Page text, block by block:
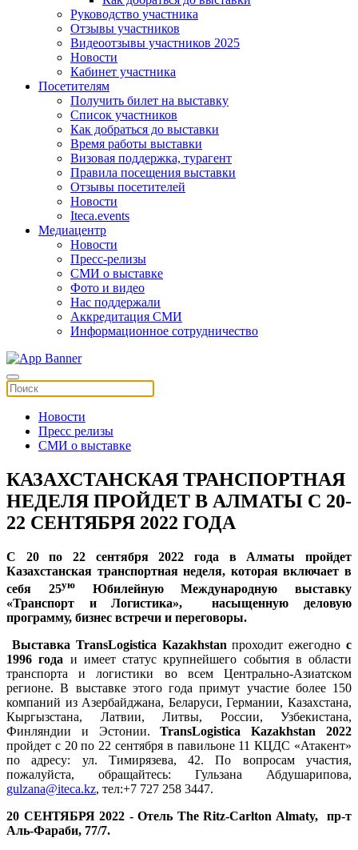
Руководство участника
Отзывы участников
Видеоотзывы участников 2025
Новости
Кабинет участника
Посетителям
Получить билет на выставку
Список участников
Как добраться до выставки
Время работы выставки
Визовая поддержка, турагент
Правила посещения выставки
Отзывы посетителей
Новости
Iteca.events
Медиацентр
Новости
Пресс-релизы
СМИ о выставке
Фото и видео
Нас поддержали
Аккредитация СМИ
Информационное сотрудничество
Новости
Пресс релизы
СМИ о выставке
КАЗАХСТАНСКАЯ ТРАНСПОРТНАЯ
НЕДЕЛЯ ПРОЙДЕТ В АЛМАТЫ С 20-
22 СЕНТЯБРЯ 2022 ГОДА
С 20 по 22 сентября 2022 года в Алматы пройдет
Казахстанская транспортная неделя, которая включает в
себя 25уюЮбилейную Международную выставку
«Транспорт и Логистика», насыщенную деловую
программу, бизнес встречи и переговоры.
Выставка TransLogistica Kazakhstan проходит ежегоднос
1996 года и имеет статус крупнейшего события в области
транспорта и логистики во всем Центрально-Азиатском
регионе. В выставке этого года примут участие более 150
компаний из Азербайджана, Беларуси, Германии, Казахстана,
Кыргызстана, Латвии, Литвы, России, Узбекистана,
Финляндии и Эстонии.TransLogistica Kazakhstan 2022
пройдет с 20 по 22 сентября в павильоне 11 КЦДС «Атакент»
по адресу: ул. Тимирязева, 42. По вопросам участия,
пожалуйста, обращайтесь: Гульзана Абдушарипова,
gulzana@iteca.kz, тел:+7 727 258 3447.
20 СЕНТЯБРЯ 2022 - Отель The Ritz-Carlton Almaty, пр-т
Аль-Фараби, 77/7.